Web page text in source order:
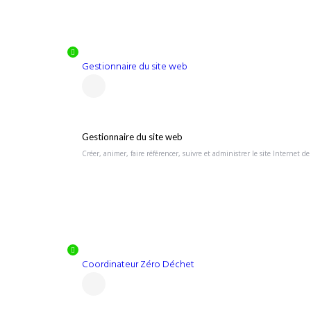
Gestionnaire du site web
Gestionnaire du site web
Créer, animer, faire référencer, suivre et administrer le site Internet de
Coordinateur Zéro Déchet